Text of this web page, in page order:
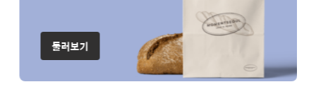
둘러보기